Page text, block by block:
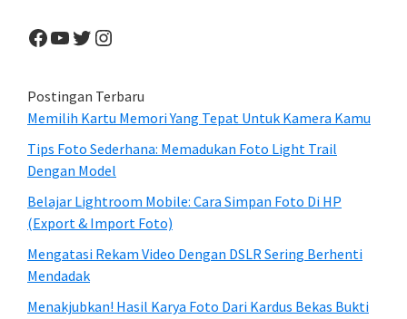
Facebook
YouTube
Twitter
Instagram
Postingan Terbaru
Memilih Kartu Memori Yang Tepat Untuk Kamera Kamu
Tips Foto Sederhana: Memadukan Foto Light Trail
Dengan Model
Belajar Lightroom Mobile: Cara Simpan Foto Di HP
(Export & Import Foto)
Mengatasi Rekam Video Dengan DSLR Sering Berhenti
Mendadak
Menakjubkan! Hasil Karya Foto Dari Kardus Bekas Bukti